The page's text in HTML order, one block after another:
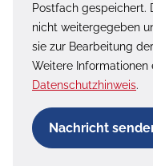
Postfach gespeichert.
nicht weitergegeben
sie zur Bearbeitung
Weitere
Datenschutzhinweis.
Nachricht